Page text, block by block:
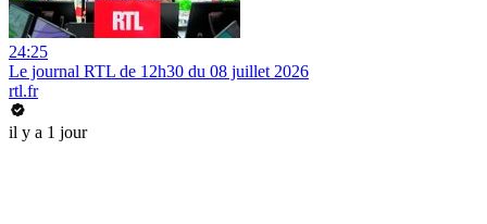
24:25
Le journal RTL de 12h30 du 08 juillet 2026
rtl.fr
il y a 1 jour